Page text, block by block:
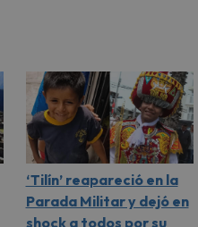
‘Tilín’ reapareció en la
Parada Militar y dejó en
shock a todos por su